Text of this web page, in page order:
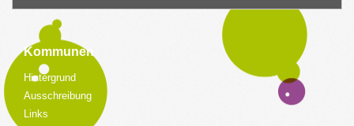
Kommunen
Hintergrund
Ausschreibung
Links